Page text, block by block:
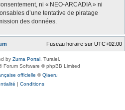
ni « NEO-ARCADIA » ni
d’une tentative de piratage
des données.
Fuseau horaire sur UTC+02:00
by Zuma Portal , Turaiel,
Forum Software © phpBB Limited
officielle ©Qiaeru
| Conditions